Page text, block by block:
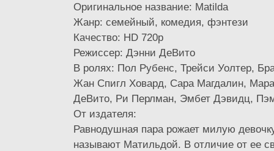
Оригинальное название: Matilda
Жанр: семейный, комедия, фэнтези
Качество: HD 720p
Режиссер: Дэнни ДеВито
В ролях: Пол Рубенс, Трейси Уолтер,
Жан Спигл Ховард, Сара Магдалин,
ДеВито, Ри Перлман, Эмбет Дэвидц,
От издателя:
Равнодушная пара рожает милую
называют Матильдой. В отличие от ее